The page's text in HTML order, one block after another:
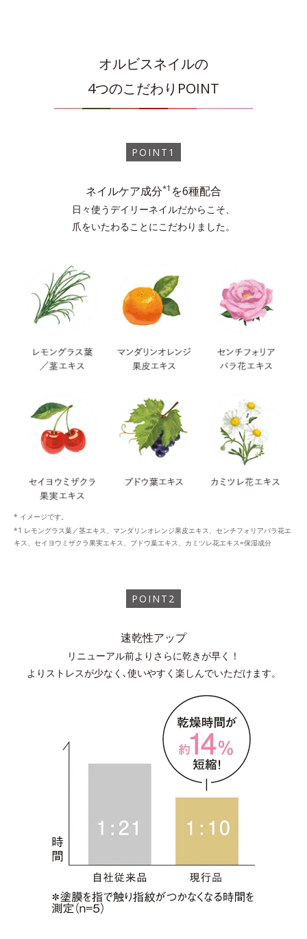
スターリースカイ 1度塗り
オルビスネイルの
4つのこだわりPOINT
POINT1
ネイルケア成分*1 を6種配合
日々使うデイリーネイルだからこそ、
爪をいたわることにこだわりました。
* イメージです。
レモングラス葉／茎エキス、マンダリンオレンジ果皮エキス、センチフォリアバラ花エ
キス、セイヨウミザクラ果実エキス、ブドウ葉エキス、カミツレ花エキス=保湿成分
POINT2
速乾性アップ
リニューアル前よりさらに乾きが早く！
よりストレスが少なく､使いやすく楽しんでいただけます。